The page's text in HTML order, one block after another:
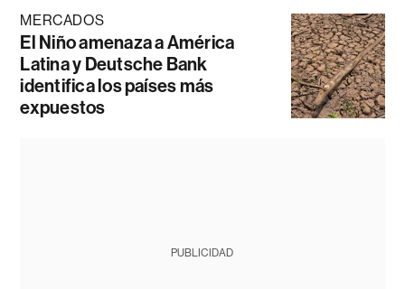
MERCADOS
El Niño amenaza a América
Latina y Deutsche Bank
identifica los países más
expuestos
PUBLICIDAD